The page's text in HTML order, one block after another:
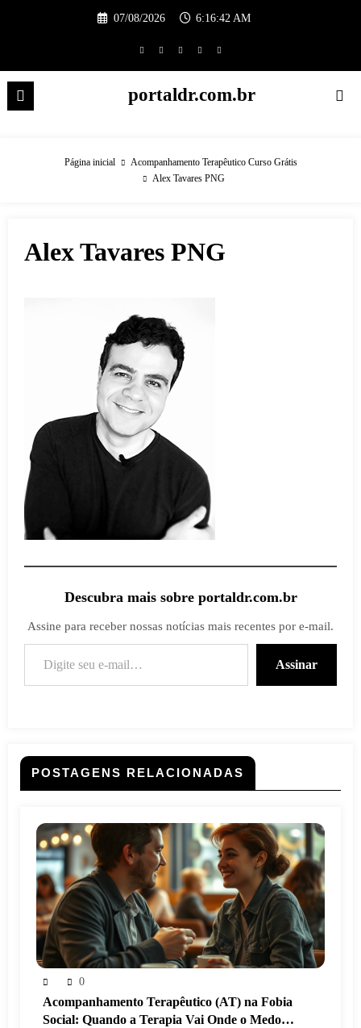
07/08/2026 6:16:43 AM
portaldr.com.br
Página inicial
Acompanhamento Terapêutico Curso Grátis
Alex Tavares PNG
Alex Tavares PNG
Descubra mais sobre portaldr.com.br
Assine para receber nossas notícias mais recentes por e-mail.
Digite seu e-mail…
Assinar
POSTAGENS RELACIONADAS
0
Acompanhamento Terapêutico (AT) na Fobia
Social: Quando a Terapia Vai Onde o Medo